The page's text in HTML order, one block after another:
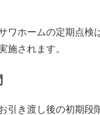
ワホームの定期点検
施されます。
引き渡し後の初期段